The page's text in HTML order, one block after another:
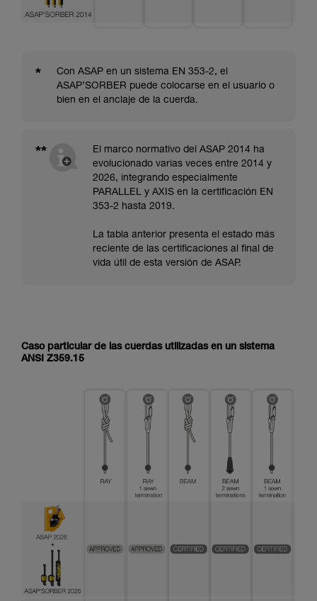
*
Con ASAP en un sistema EN 353-2, el
ASAP’SORBER puede colocarse en el usuario o
bien en el anclaje de la cuerda.
**
El marco normativo del ASAP 2014 ha
evolucionado varias veces entre 2014 y
2026, integrando especialmente
PARALLEL y AXIS en la certificación EN
353-2 hasta 2019.
La tabla anterior presenta el estado más
reciente de las certificaciones al final de
vida útil de esta versión de ASAP.
Caso particular de las cuerdas utilizadas en un sistema
ANSI Z359.15